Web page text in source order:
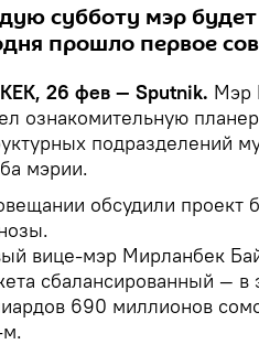
субботу мэр
прошло первое
26 фев — Sputnik. Мэр
ознакомительную
подразделений
мэрии.
обсудили проект
вице-мэр Мирланбек
сбалансированный — в
690 миллионов